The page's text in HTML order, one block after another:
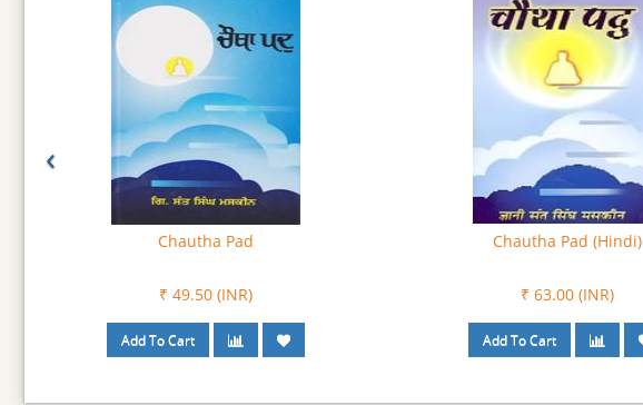
Chautha Pad
₹ 49.50 (INR)
Chautha Pad (Hindi)
₹ 63.00 (INR)
‹